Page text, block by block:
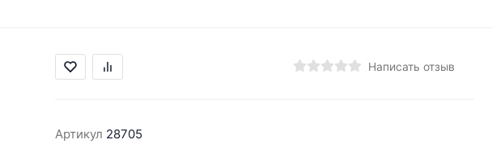
Написать отзыв
Артикул 28705